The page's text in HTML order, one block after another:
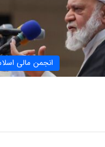
انجمن مالی